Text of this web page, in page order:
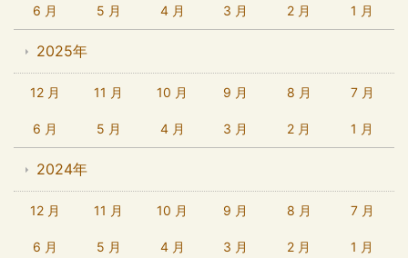
6 月 5 月 4 月 3 月 2 月 1 月
2025年
12 月 11 月 10 月 9 月 8 月 7 月
6 月 5 月 4 月 3 月 2 月 1 月
2024年
12 月 11 月 10 月 9 月 8 月 7 月
6 月 5 月 4 月 3 月 2 月 1 月